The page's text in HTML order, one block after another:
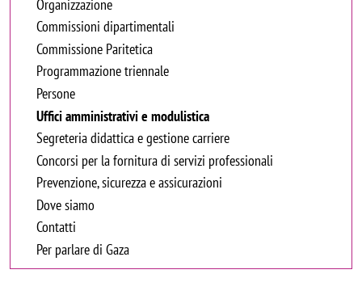
Organizzazione
Commissioni dipartimentali
Commissione Paritetica
Programmazione triennale
Persone
Uffici amministrativi e modulistica
Segreteria didattica e gestione carriere
Concorsi per la fornitura di servizi professionali
Prevenzione, sicurezza e assicurazioni
Dove siamo
Contatti
Per parlare di Gaza